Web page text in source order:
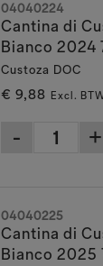
Cantina di
Bianco 2024
Custoza DOC
€ 9,88 Excl.
04040224
Cantina di
Bianco 2025
04040225